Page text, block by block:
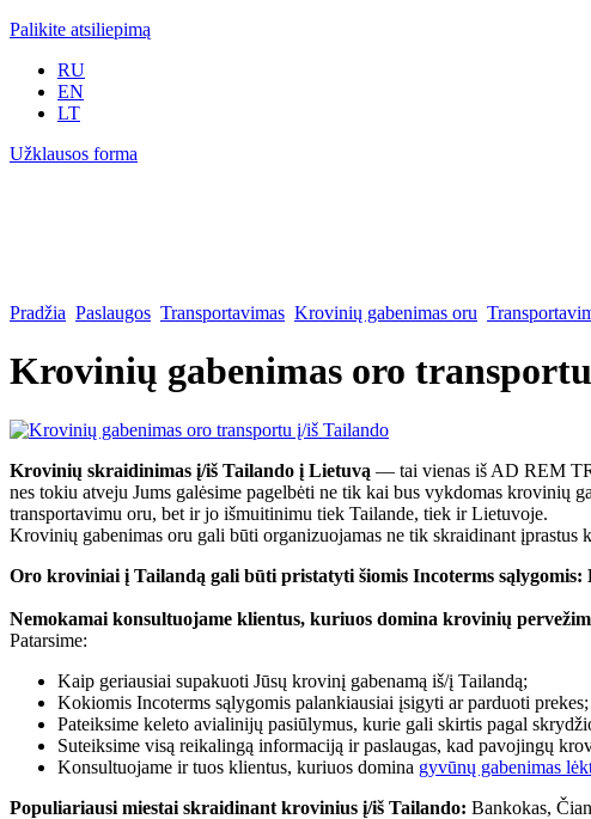
Palikite atsiliepimą
RU
EN
LT
Užklausos forma
Pradžia Paslaugos Transportavimas Krovinių gabenimas oru
Krovinių gabenimas oro
Krovinių skraidinimas į/iš Tailando į Lietuvą — tai vienas iš AD REM
nes tokiu atveju Jums galėsime pagelbėti ne tik kai bus vykdomas krovinių
transportavimu oru, bet ir jo išmuitinimu tiek Tailande, tiek ir Lietuvoje.
Krovinių gabenimas oru gali būti organizuojamas ne tik skraidinant
Oro kroviniai į Tailandą gali būti pristatyti šiomis Incoterms
Nemokamai konsultuojame klientus, kuriuos domina krovinių
Patarsime:
Kaip geriausiai supakuoti Jūsų krovinį gabenamą iš/į Tailandą;
Kokiomis Incoterms sąlygomis palankiausiai įsigyti ar parduoti prekes;
Pateiksime keleto avialinijų pasiūlymus, kurie gali skirtis pagal
Suteiksime visą reikalingą informaciją ir paslaugas, kad pavojingų
Konsultuojame ir tuos klientus, kuriuos domina gyvūnų gabenimas
Populiariausi miestai skraidinant krovinius į/iš Tailando: Bankokas,